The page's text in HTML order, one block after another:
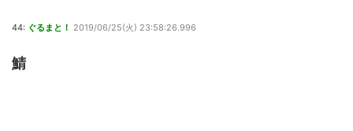
44: ぐるまと！ 2019/06/25(火) 23:58:26.996
鯖